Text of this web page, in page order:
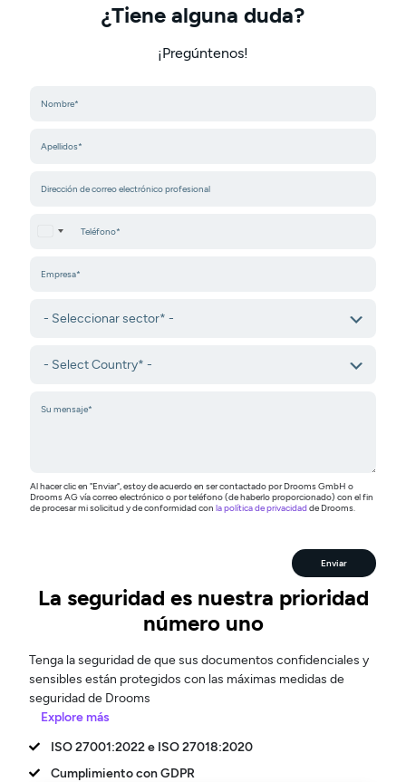
La seguridad es nuestra prioridad
número uno
Tenga la seguridad de que sus documentos confidenciales y
sensibles están protegidos con las máximas medidas de
seguridad de Drooms
Explore más
ISO 27001:2022 e ISO 27018:2020
Cumplimiento con GDPR
¿Tiene alguna duda?
¡Pregúntenos!
United States +1
Al hacer clic en "Enviar", estoy de acuerdo en ser contactado por Drooms GmbH o
Drooms AG vía correo electrónico o por teléfono (de haberlo proporcionado) con el fin
de procesar mi solicitud y de conformidad con la política de privacidadde Drooms.
Enviar